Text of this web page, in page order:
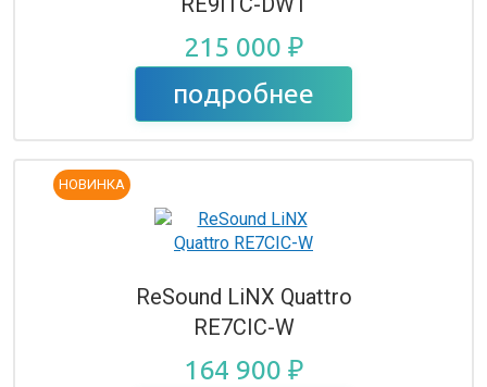
215 000 ₽
подробнее
НОВИНКА
ReSound LiNX Quattro
RE7CIC-W
164 900 ₽